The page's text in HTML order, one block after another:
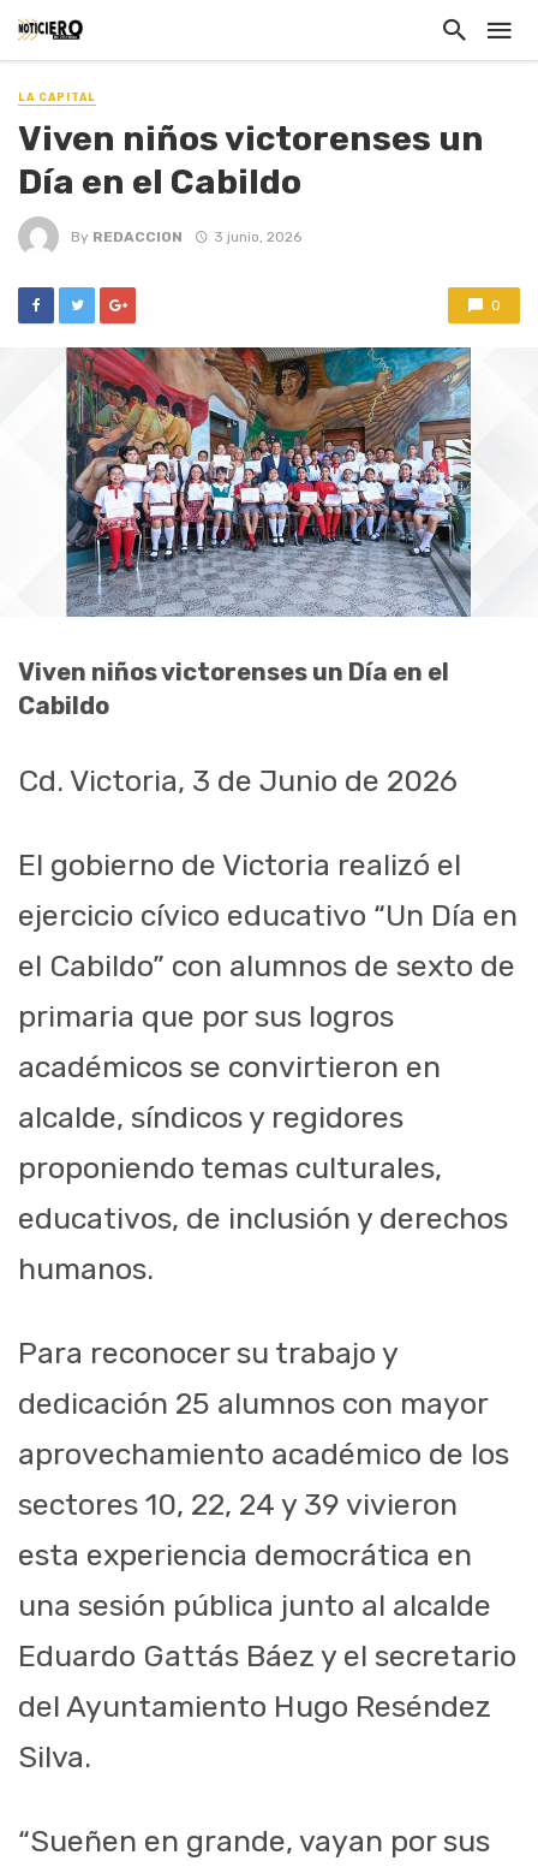
LA CAPITAL
Viven niños victorenses un
Día en el Cabildo
By REDACCION 3 junio, 2026
0
Viven niños victorenses un Día en el
Cabildo
Cd. Victoria, 3 de Junio de 2026
El gobierno de Victoria realizó el
ejercicio cívico educativo “Un Día en
el Cabildo” con alumnos de sexto de
primaria que por sus logros
académicos se convirtieron en
alcalde, síndicos y regidores
proponiendo temas culturales,
educativos, de inclusión y derechos
humanos.
Para reconocer su trabajo y
dedicación 25 alumnos con mayor
aprovechamiento académico de los
sectores 10, 22, 24 y 39 vivieron
esta experiencia democrática en
una sesión pública junto al alcalde
Eduardo Gattás Báez y el secretario
del Ayuntamiento Hugo Reséndez
Silva.
“Sueñen en grande, vayan por sus